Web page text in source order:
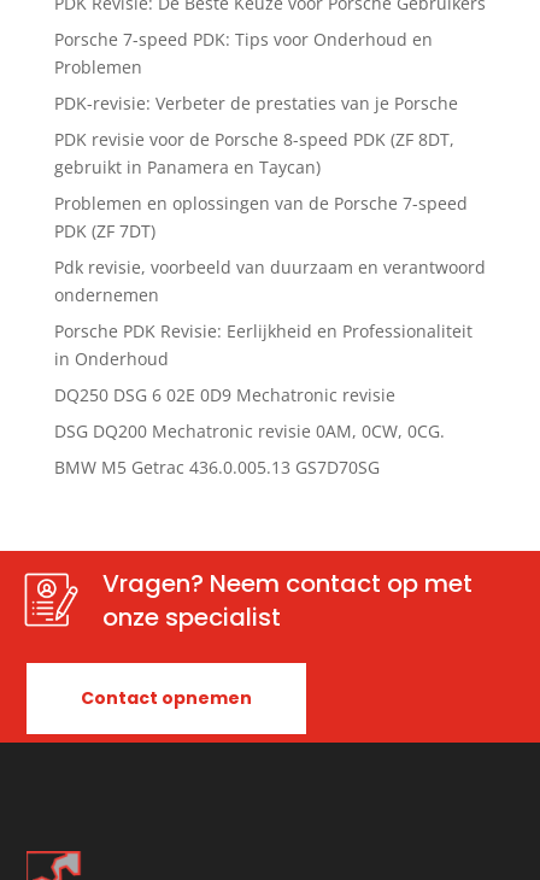
Porsche 7-speed PDK: Tips voor Onderhoud en
Problemen
PDK-revisie: Verbeter de prestaties van je Porsche
PDK revisie voor de Porsche 8-speed PDK (ZF 8DT,
gebruikt in Panamera en Taycan)
Problemen en oplossingen van de Porsche 7-speed
PDK (ZF 7DT)
Pdk revisie, voorbeeld van duurzaam en verantwoord
ondernemen
Porsche PDK Revisie: Eerlijkheid en Professionaliteit
in Onderhoud
DQ250 DSG 6 02E 0D9 Mechatronic revisie
DSG DQ200 Mechatronic revisie 0AM, 0CW, 0CG.
BMW M5 Getrac 436.0.005.13 GS7D70SG
Vragen? Neem contact op met
onze specialist
Contact opnemen